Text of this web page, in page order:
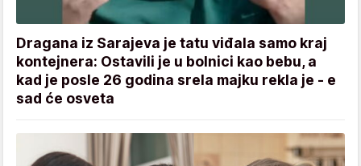
Dragana iz Sarajeva je tatu viđala samo kraj
kontejnera: Ostavili je u bolnici kao bebu, a
kad je posle 26 godina srela majku rekla je - e
sad će osveta